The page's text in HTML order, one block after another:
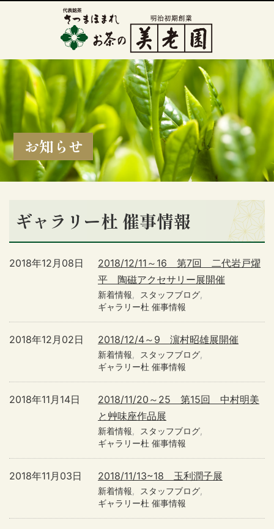
お知らせ
ギャラリー杜 催事情報
2018/12/11～16 第7回 二代岩戸燿
平 陶磁アクセサリー展開催
2018年12月08日
新着情報
スタッフブログ
ギャラリー杜 催事情報
2018/12/4～9 濵村昭雄展開催
2018年12月02日
新着情報
スタッフブログ
ギャラリー杜 催事情報
2018/11/20～25 第15回 中村明美
と艸味座作品展
2018年11月14日
新着情報
スタッフブログ
ギャラリー杜 催事情報
2018/11/13~18 玉利潤子展
2018年11月03日
新着情報
スタッフブログ
ギャラリー杜 催事情報